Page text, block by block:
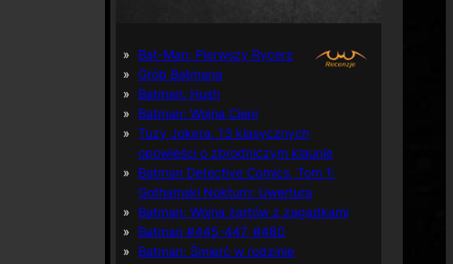
Bat-Man: Pierwszy Rycerz
Grób Batmana
Batman: Hush
Batman: Wojna Cieni
Tuzy Jokera: 13 klasycznych
opowieści o zbrodniczym klaunie
Batman Detective Comics, Tom 1:
Gothamski Nokturn: Uwertura
Batman: Wojna żartów z zagadkami
Batman #445-447, #480
Batman: Śmierć w rodzinie